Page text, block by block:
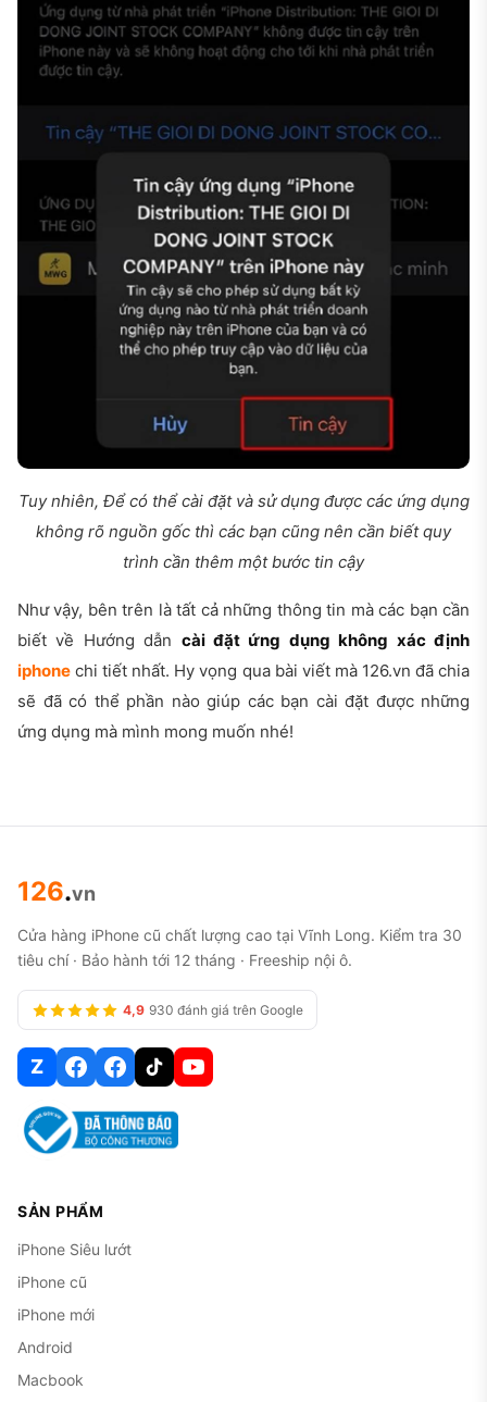
Tuy nhiên, Để có thể cài đặt và sử dụng được các ứng dụng
không rõ nguồn gốc thì các bạn cũng nên cần biết quy
trình cần thêm một bước tin cậy
Như vậy, bên trên là tất cả những thông tin mà các bạn cần
biết về Hướng dẫn cài đặt ứng dụng không xác định
iphone chi tiết nhất. Hy vọng qua bài viết mà 126.vn đã chia
sẽ đã có thể phần nào giúp các bạn cài đặt được những
ứng dụng mà mình mong muốn nhé!
126.vn
Cửa hàng iPhone cũ chất lượng cao tại Vĩnh Long. Kiểm tra 30
tiêu chí · Bảo hành tới 12 tháng · Freeship nội ô.
4,9 930 đánh giá trên Google
Z
SẢN PHẨM
iPhone Siêu lướt
iPhone cũ
iPhone mới
Android
Macbook